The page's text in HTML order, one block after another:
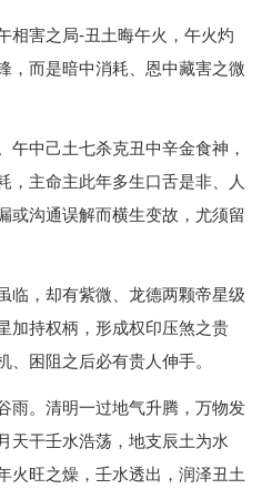
相害之局-丑土晦午火，午火灼
，而是暗中消耗、恩中藏害之微
午中己土七杀克丑中辛金食神，
，主命主此年多生口舌是非、人
或沟通误解而横生变故，尤须留
临，却有紫微、龙德两颗帝星级
加持权柄，形成权印压煞之贵
、困阻之后必有贵人伸手。
雨。清明一过地气升腾，万物发
天干壬水浩荡，地支辰土为水
火旺之燥，壬水透出，润泽丑土